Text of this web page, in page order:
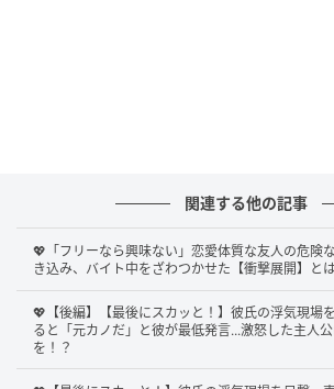
彼氏が見知らぬ女性と、親しげ
いた のです。
関連する他の記事
💖「フリーなら興味ない」恋愛体質な友人の危険
き込み、バイト中をざわつかせた【衝撃展開】と
💖【後編】【最後にスカッと！】彼氏の浮気現場
ると「元カノだ」と彼が最低発言...激怒した主人
を！？